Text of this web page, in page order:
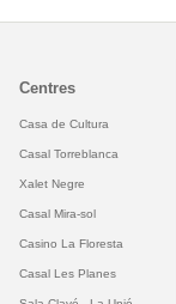
Centres
Casa de Cultura
Casal Torreblanca
Xalet Negre
Casal Mira-sol
Casino La Floresta
Casal Les Planes